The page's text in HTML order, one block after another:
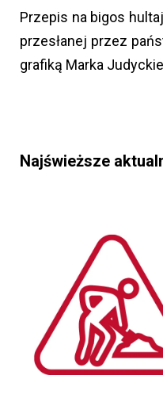
Przepis na bigos
przesłanej przez
grafiką Marka
Najświeższe